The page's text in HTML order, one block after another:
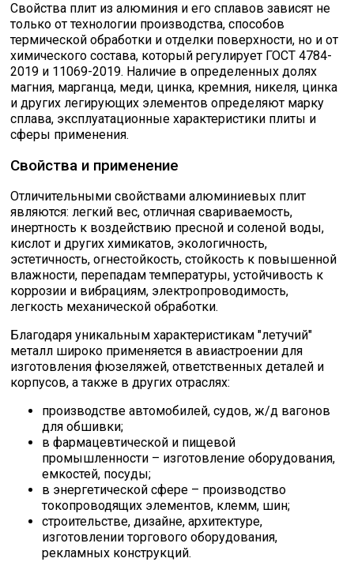
Свойства плит из алюминия и его сплавов зависят не
только от технологии производства, способов
термической обработки и отделки поверхности, но и от
химического состава, который регулирует ГОСТ 4784-
2019 и 11069-2019. Наличие в определенных долях
магния, марганца, меди, цинка, кремния, никеля, цинка
и других легирующих элементов определяют марку
сплава, эксплуатационные характеристики плиты и
сферы применения.
Свойства и применение
Отличительными свойствами алюминиевых плит
являются: легкий вес, отличная свариваемость,
инертность к воздействию пресной и соленой воды,
кислот и других химикатов, экологичность,
эстетичность, огнестойкость, стойкость к повышенной
влажности, перепадам температуры, устойчивость к
коррозии и вибрациям, электропроводимость,
легкость механической обработки.
Благодаря уникальным характеристикам "летучий"
металл широко применяется в авиастроении для
изготовления фюзеляжей, ответственных деталей и
корпусов, а также в других отраслях:
производстве автомобилей, судов, ж/д вагонов
для обшивки;
в фармацевтической и пищевой
промышленности – изготовление оборудования,
емкостей, посуды;
в энергетической сфере – производство
токопроводящих элементов, клемм, шин;
строительстве, дизайне, архитектуре,
изготовлении торгового оборудования,
рекламных конструкций.